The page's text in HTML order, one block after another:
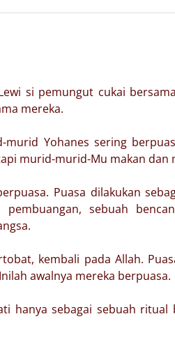
si pemungut cukai
mereka.
Yohanes sering
murid-murid-Mu makan dan
Puasa dilakukan
sebuah
kembali pada Allah.
awalnya mereka berpuasa.
hanya sebagai sebuah ritual